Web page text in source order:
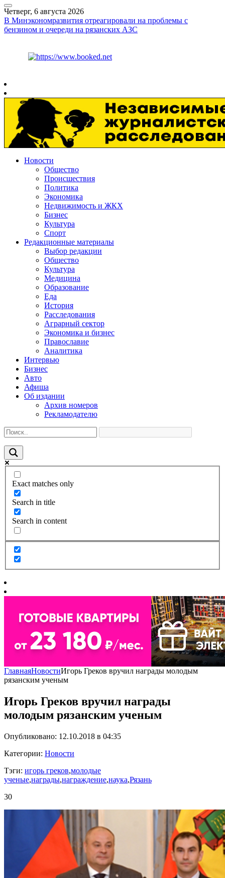
Четверг, 6 августа 2026
В Минэкономразвития отреагировали на проблемы с
бензином и очереди на рязанских АЗС
Новости
Общество
Происшествия
Политика
Экономика
Недвижимость и ЖКХ
Бизнес
Культура
Спорт
Редакционные материалы
Выбор редакции
Общество
Культура
Медицина
Образование
Еда
История
Расследования
Аграрный сектор
Экономика и бизнес
Православие
Аналитика
Интервью
Бизнес
Авто
Афиша
Об издании
Архив номеров
Рекламодателю
Exact matches only
Search in title
Search in content
ГлавнаяНовостиИгорь Греков вручил награды молодым
рязанским ученым
Игорь Греков вручил награды
молодым рязанским ученым
Опубликовано: 12.10.2018 в 04:35
Категории: Новости
Тэги: игорь греков,молодые
ученые,награды,награждение,наука,Рязань
30